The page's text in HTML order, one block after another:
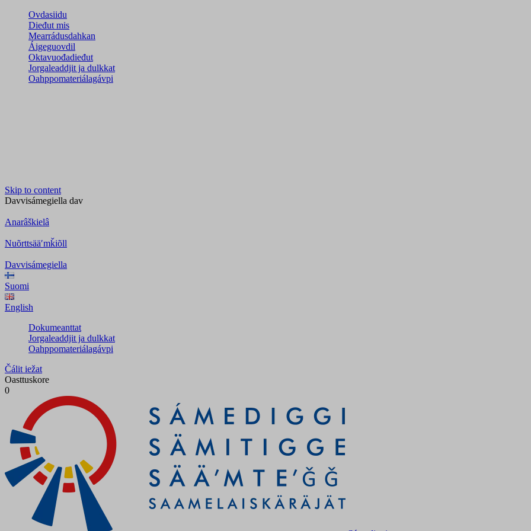
Ovdasiidu
Dieđut mis
Mearrádusdahkan
Áigeguovdil
Oktavuođadieđut
Jorgaleaddjit ja dulkkat
Oahppomateriálagávpi
Skip to content
Davvisámegiella dav
Anarâškielâ
Nuõrttsääʹmǩiõll
Davvisámegiella
Suomi
English
Dokumeanttat
Jorgaleaddjit ja dulkkat
Oahppomateriálagávpi
Čálit iežat
Oasttuskore
0